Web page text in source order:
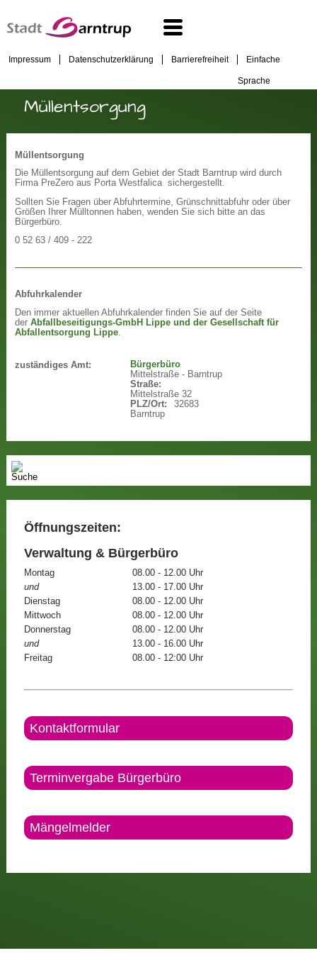
Impressum Datenschutzerklärung Barrierefreiheit Einfache
Sprache
Müllentsorgung
Müllentsorgung
Die Müllentsorgung auf dem Gebiet der Stadt Barntrup wird durch
Firma PreZero aus Porta Westfalica sichergestellt.
Sollten Sie Fragen über Abfuhrtermine, Grünschnittabfuhr oder über
Größen Ihrer Mülltonnen haben, wenden Sie sich bitte an das
Bürgerbüro.
0 52 63 / 409 - 222
Abfuhrkalender
Den immer aktuellen Abfuhrkalender finden Sie auf der Seite
derAbfallbeseitigungs-GmbH Lippe und der Gesellschaft für
Abfallentsorgung Lippe
zuständiges Amt:
Bürgerbüro
Mittelstraße - Barntrup
Straße:
Mittelstraße 32
PLZ/Ort:
32683
Barntrup
Öffnungszeiten:
Verwaltung & Bürgerbüro
Montag
08.00 - 12.00 Uhr
und
13.00 - 17.00 Uhr
Dienstag
08.00 - 12.00 Uhr
Mittwoch
08.00 - 12.00 Uhr
Donnerstag
08.00 - 12.00 Uhr
und
13.00 - 16.00 Uhr
Freitag
08.00 - 12:00 Uhr
Kontaktformular
Terminvergabe Bürgerbüro
Mängelmelder